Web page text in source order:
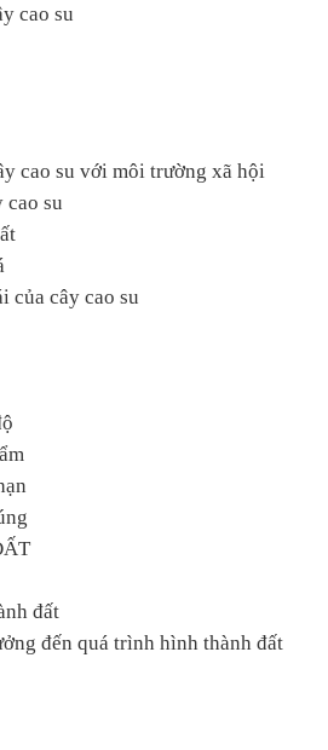
cao su
cao su với môi trường xã hội
cao su
của cây cao su
đất
đến quá trình hình thành đất